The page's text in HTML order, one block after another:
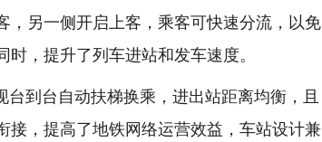
，另一侧开启上客，乘客可快速分流，以免
，提升了列车进站和发车速度。
到台自动扶梯换乘，进出站距离均衡，且
接，提高了地铁网络运营效益，车站设计兼